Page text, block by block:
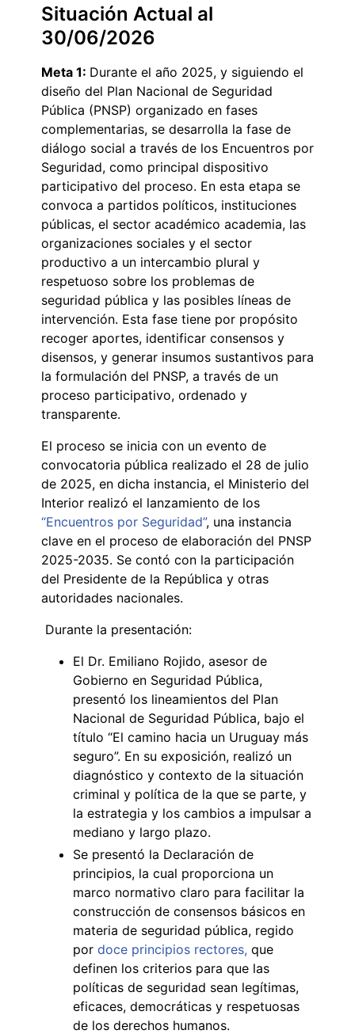
Situación Actual al
30/06/2026
Meta 1: Durante el año 2025, y siguiendo el
diseño del Plan Nacional de Seguridad
Pública (PNSP) organizado en fases
complementarias, se desarrolla la fase de
diálogo social a través de los Encuentros por
Seguridad, como principal dispositivo
participativo del proceso. En esta etapa se
convoca a partidos políticos, instituciones
públicas, el sector académico academia, las
organizaciones sociales y el sector
productivo a un intercambio plural y
respetuoso sobre los problemas de
seguridad pública y las posibles líneas de
intervención. Esta fase tiene por propósito
recoger aportes, identificar consensos y
disensos, y generar insumos sustantivos para
la formulación del PNSP, a través de un
proceso participativo, ordenado y
transparente.
El proceso se inicia con un evento de
convocatoria pública realizado el 28 de julio
de 2025, en dicha instancia, el Ministerio del
Interior realizó el lanzamiento de los
“Encuentros por Seguridad”, una instancia
clave en el proceso de elaboración del PNSP
2025-2035. Se contó con la participación
del Presidente de la República y otras
autoridades nacionales.
Durante la presentación:
El Dr. Emiliano Rojido, asesor de
Gobierno en Seguridad Pública,
presentó los lineamientos del Plan
Nacional de Seguridad Pública, bajo el
título “El camino hacia un Uruguay más
seguro”. En su exposición, realizó un
diagnóstico y contexto de la situación
criminal y política de la que se parte, y
la estrategia y los cambios a impulsar a
mediano y largo plazo.
Se presentó la Declaración de
principios, la cual proporciona un
marco normativo claro para facilitar la
construcción de consensos básicos en
materia de seguridad pública, regido
por doce principios rectores, que
definen los criterios para que las
políticas de seguridad sean legítimas,
eficaces, democráticas y respetuosas
de los derechos humanos.